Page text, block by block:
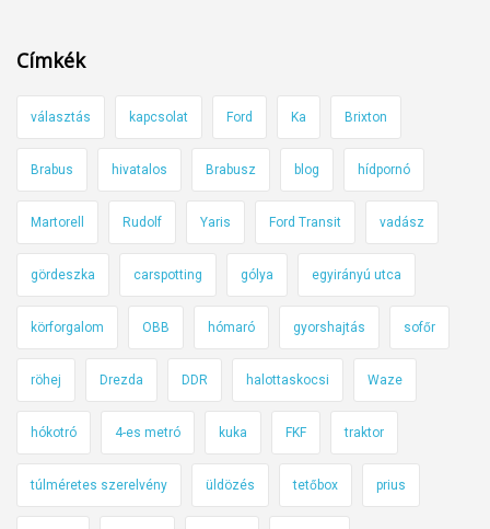
Címkék
választás kapcsolat Ford Ka Brixton
Brabus hivatalos Brabusz blog hídpornó
Martorell Rudolf Yaris Ford Transit vadász
gördeszka carspotting gólya egyirányú utca
körforgalom OBB hómaró gyorshajtás sofőr
röhej Drezda DDR halottaskocsi Waze
hókotró 4-es metró kuka FKF traktor
túlméretes szerelvény üldözés tetőbox prius